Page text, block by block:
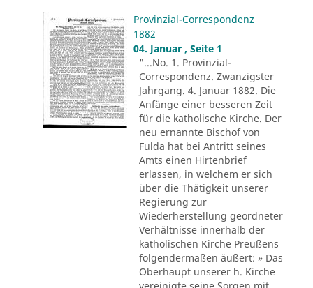
Provinzial-Correspondenz
1882
04. Januar , Seite 1
"...No. 1. Provinzial-
Correspondenz. Zwanzigster
Jahrgang. 4. Januar 1882. Die
Anfänge einer besseren Zeit
für die katholische Kirche. Der
neu ernannte Bischof von
Fulda hat bei Antritt seines
Amts einen Hirtenbrief
erlassen, in welchem er sich
über die Thätigkeit unserer
Regierung zur
Wiederherstellung geordneter
Verhältnisse innerhalb der
katholischen Kirche Preußens
folgendermaßen äußert: » Das
Oberhaupt unserer h. Kirche